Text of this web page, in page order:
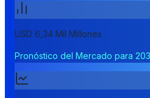
USD 6,34 Mil Millones
Pronóstico del Mercado para